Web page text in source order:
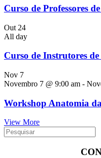
Curso de Professores
Out 24
All day
Curso de Instrutores de
Nov 7
Novembro 7 @ 9:00 am -
Workshop Anatomia
View More